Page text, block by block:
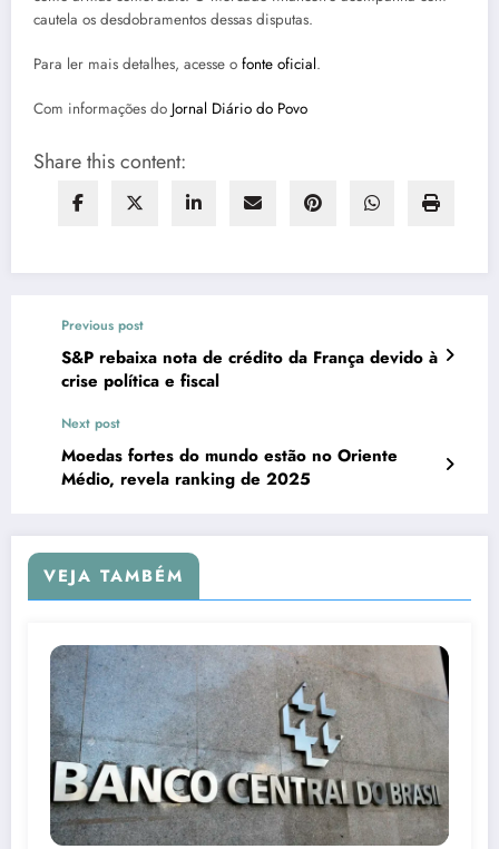
cautela os desdobramentos dessas disputas.
Para ler mais detalhes, acesse o fonte oficial.
Com informações do Jornal Diário do Povo
Share this content:
Previous post
S&P rebaixa nota de crédito da França devido à
crise política e fiscal
Next post
Moedas fortes do mundo estão no Oriente
Médio, revela ranking de 2025
VEJA TAMBÉM